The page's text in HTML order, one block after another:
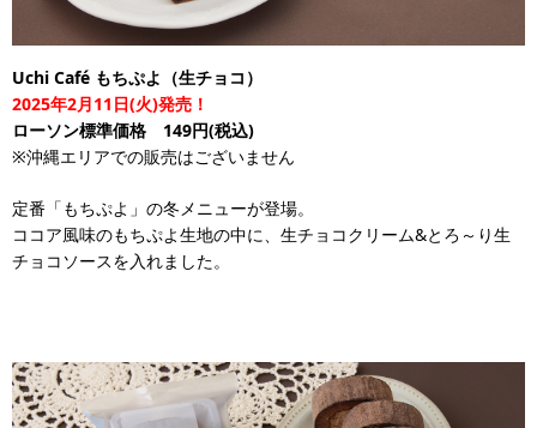
Uchi Café もちぷよ（生チョコ）
2025年2月11日(火)発売！
ローソン標準価格 149円(税込)
※沖縄エリアでの販売はございません
定番「もちぷよ」の冬メニューが登場。
ココア風味のもちぷよ生地の中に、生チョコクリーム&とろ～り生
チョコソースを入れました。